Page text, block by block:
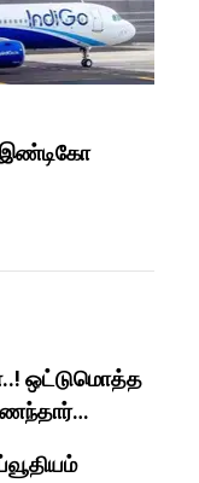
இண்டிகோ
ஒட்டுமொத்த